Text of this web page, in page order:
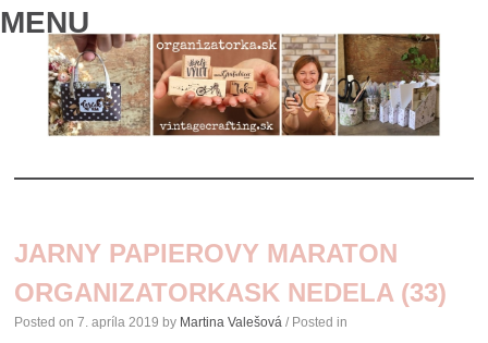
MENU
CONTENT
JARNY PAPIEROVY MARATON
ORGANIZATORKASK NEDELA (33)
Posted on7. apríla 2019 by Martina Valešová / Posted in